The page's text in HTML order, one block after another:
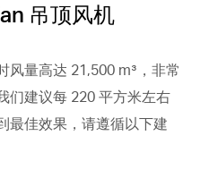
吊顶风机
风量高达 21,500 m³，非常
们建议每 220 平方米左右
最佳效果，请遵循以下建